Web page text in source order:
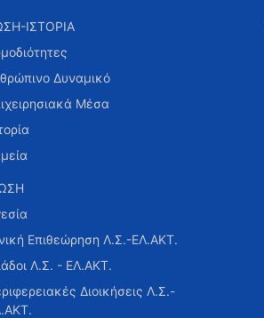
ΙΣΤΟΡΙΑ
Δυναμικό
Μέσα
Επιθεώρηση Λ.Σ.-ΕΛ.ΑΚΤ.
Λ.Σ. - ΕΛ.ΑΚΤ.
Διοικήσεις Λ.Σ.-